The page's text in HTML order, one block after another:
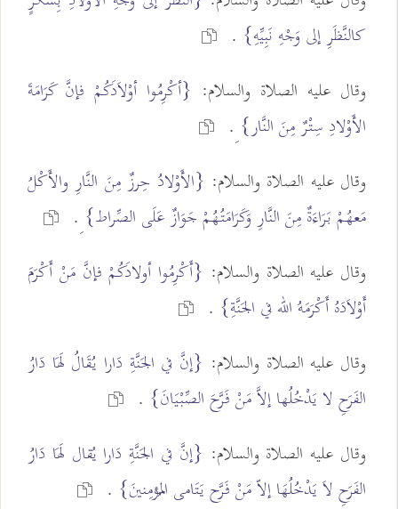
كالنَّظَرِ إلى وَجْهِ نَبِيِّهِ} .
وقال عليه الصلاة والسلام: {أكْرِمُوا أوْلاَدَكُمْ فإنَّ كَرَامَةَ
الأَوْلادِ سِتْرٌ مِنَ النَّار} ِ.
وقال عليه الصلاة والسلام: {الأَوْلادُ حِرزٌ مِنَ النَّارِ والأَكْلُ
مَعهُمْ بَرَاءَةٌ مِنَ النَّارِ وَكَرَامَتُهُمْ جَوَازٌ عَلَى الصِّراط} ِ.
وقال عليه الصلاة والسلام: {أَكْرِمُوا أولادَكُمْ فإنَّ مَنْ أَكْرَمَ
أَوْلاَدَهُ أَكْرَمَهُ الله في الجَنَّةِ} .
وقال عليه الصلاة والسلام: {إنَّ في الجَنَّةِ دَارا يُقَالُ لَهَا دَارُ
الفَرَحِ لا يَدْخُلُها إلاَّ مَنْ فَرَّحَ الصِّبْيَانَ} .
وقال عليه الصلاة والسلام: {إنَّ في الجَنَّةِ دَارا يُقال لَهَا دَارُ
الفَرَحِ لاَ يَدْخُلُهَا إلاّ مَنْ فَرَّح يَتَامى المُؤمِنينَ} .